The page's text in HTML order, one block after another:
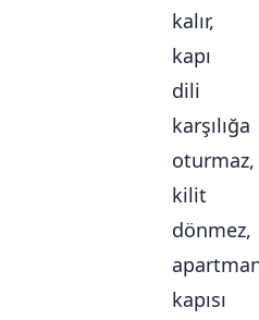
kalır,
kapı
dili
karşılığa
oturmaz,
kilit
dönmez,
kapısı